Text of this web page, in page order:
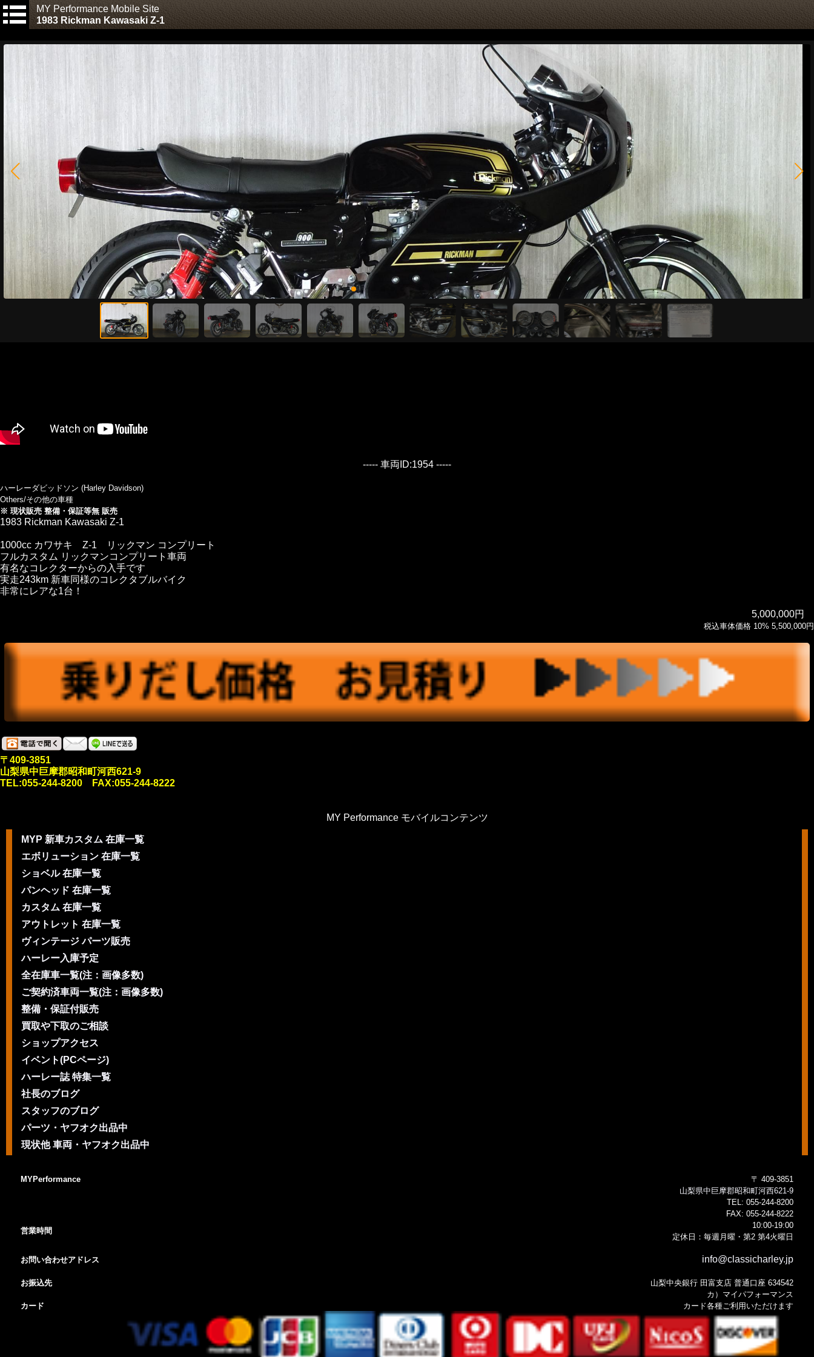
MY Performance Mobile Site
1983 Rickman Kawasaki Z-1
----- 車両ID:1954 -----
ハーレーダビッドソン (Harley Davidson)
Others/その他の車種
※ 現状販売 整備・保証等無 販売
1983 Rickman Kawasaki Z-1
1000cc カワサキ Z-1 リックマン コンプリート
フルカスタム リックマンコンプリート車両
有名なコレクターからの入手です
実走243km 新車同様のコレクタブルバイク
非常にレアな1台！
5,000,000円
税込車体価格 10% 5,500,000円
〒409-3851
山梨県中巨摩郡昭和町河西621-9
TEL:055-244-8200 FAX:055-244-8222
MY Performance モバイルコンテンツ
MYP 新車カスタム 在庫一覧
エボリューション 在庫一覧
ショベル 在庫一覧
パンヘッド 在庫一覧
カスタム 在庫一覧
アウトレット 在庫一覧
ヴィンテージ パーツ販売
ハーレー入庫予定
全在庫車一覧(注：画像多数)
ご契約済車両一覧(注：画像多数)
整備・保証付販売
買取や下取のご相談
ショップアクセス
イベント(PCページ)
ハーレー誌 特集一覧
社長のブログ
スタッフのブログ
パーツ・ヤフオク出品中
現状他 車両・ヤフオク出品中
MYPerformance
〒 409-3851
山梨県中巨摩郡昭和町河西621-9
TEL: 055-244-8200
FAX: 055-244-8222
営業時間
10:00-19:00
定休日：毎週月曜・第2 第4火曜日
お問い合わせアドレス info@classicharley.jp
お振込先
山梨中央銀行 田富支店 普通口座 634542
カ）マイパフォーマンス
カード
カード各種ご利用いただけます